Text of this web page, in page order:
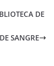
DE
SANGRE